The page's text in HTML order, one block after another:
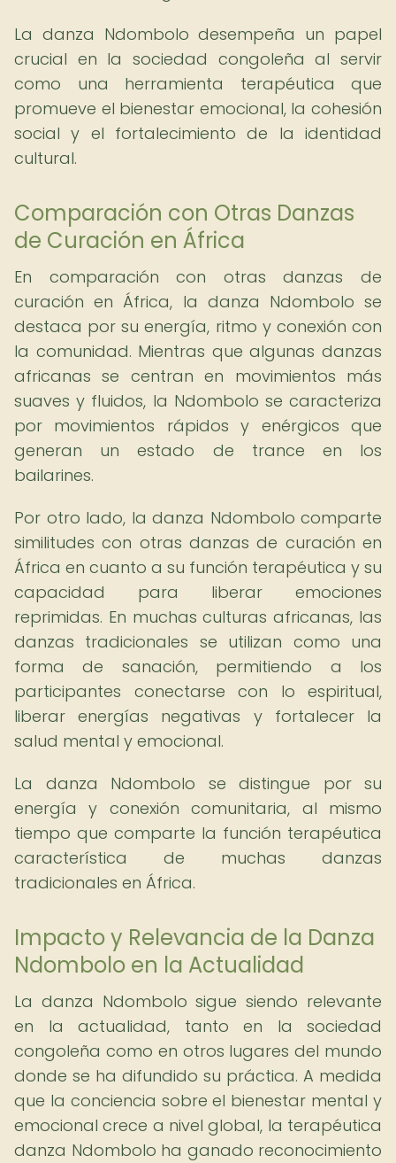
La danza Ndombolo desempeña un papel
crucial en la sociedad congoleña al servir
como una herramienta terapéutica que
promueve el bienestar emocional, la cohesión
social y el fortalecimiento de la identidad
cultural.
Comparación con Otras Danzas
de Curación en África
En comparación con otras danzas de
curación en África, la danza Ndombolo se
destaca por su energía, ritmo y conexión con
la comunidad. Mientras que algunas danzas
africanas se centran en movimientos más
suaves y fluidos, la Ndombolo se caracteriza
por movimientos rápidos y enérgicos que
generan un estado de trance en los
bailarines.
Por otro lado, la danza Ndombolo comparte
similitudes con otras danzas de curación en
África en cuanto a su función terapéutica y su
capacidad para liberar emociones
reprimidas. En muchas culturas africanas, las
danzas tradicionales se utilizan como una
forma de sanación, permitiendo a los
participantes conectarse con lo espiritual,
liberar energías negativas y fortalecer la
salud mental y emocional.
La danza Ndombolo se distingue por su
energía y conexión comunitaria, al mismo
tiempo que comparte la función terapéutica
característica de muchas danzas
tradicionales en África.
Impacto y Relevancia de la Danza
Ndombolo en la Actualidad
La danza Ndombolo sigue siendo relevante
en la actualidad, tanto en la sociedad
congoleña como en otros lugares del mundo
donde se ha difundido su práctica. A medida
que la conciencia sobre el bienestar mental y
emocional crece a nivel global, la terapéutica
danza Ndombolo ha ganado reconocimiento